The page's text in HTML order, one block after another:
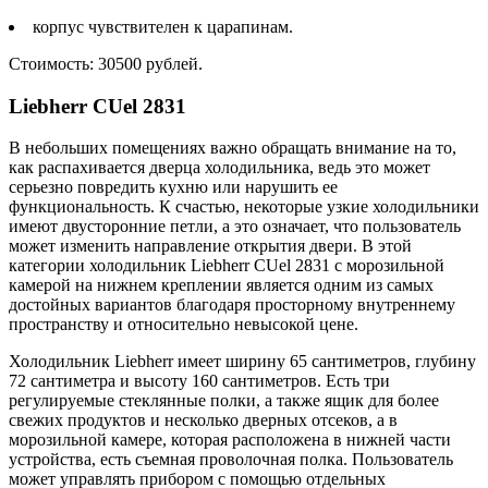
корпус чувствителен к царапинам.
Стоимость: 30500 рублей.
Liebherr CUel 2831
В небольших помещениях важно обращать внимание на то,
как распахивается дверца холодильника, ведь это может
серьезно повредить кухню или нарушить ее
функциональность. К счастью, некоторые узкие холодильники
имеют двусторонние петли, а это означает, что пользователь
может изменить направление открытия двери. В этой
категории холодильник Liebherr CUel 2831 с морозильной
камерой на нижнем креплении является одним из самых
достойных вариантов благодаря просторному внутреннему
пространству и относительно невысокой цене.
Холодильник Liebherr имеет ширину 65 сантиметров, глубину
72 сантиметра и высоту 160 сантиметров. Есть три
регулируемые стеклянные полки, а также ящик для более
свежих продуктов и несколько дверных отсеков, а в
морозильной камере, которая расположена в нижней части
устройства, есть съемная проволочная полка. Пользователь
может управлять прибором с помощью отдельных